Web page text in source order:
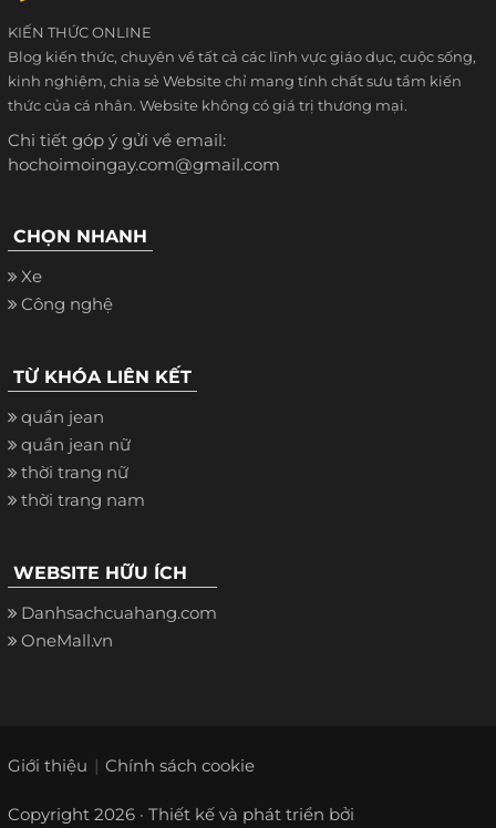
KIẾN THỨC ONLINE
Blog kiến thức, chuyên về tất cả các lĩnh vực giáo dục, cuộc sống,
kinh nghiệm, chia sẻ Website chỉ mang tính chất sưu tầm kiến
thức của cá nhân. Website không có giá trị thương mại.
Chi tiết góp ý gửi về email:
hochoimoingay.com@gmail.com
CHỌN NHANH
Xe
Công nghệ
TỪ KHÓA LIÊN KẾT
quần jean
quần jean nữ
thời trang nữ
thời trang nam
WEBSITE HỮU ÍCH
Danhsachcuahang.com
OneMall.vn
Giới thiệu Chính sách cookie
Copyright 2026 · Thiết kế và phát triển bởi